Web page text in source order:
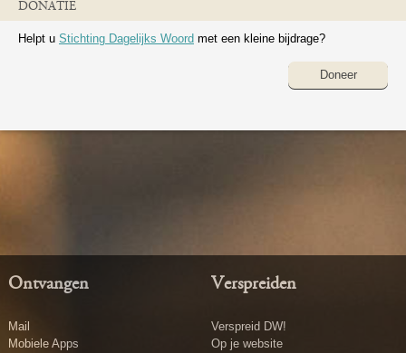
DONATIE
Helpt u Stichting Dagelijks Woord met een kleine bijdrage?
Doneer
Ontvangen
Mail
Mobiele Apps
Verspreiden
Verspreid DW!
Op je website